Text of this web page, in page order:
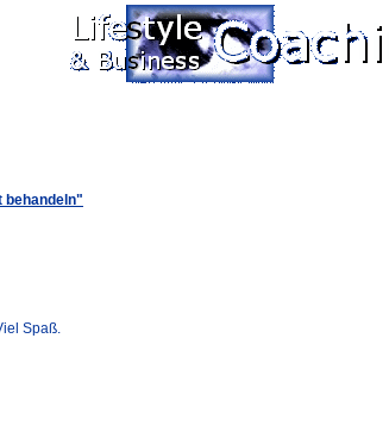
behandeln"
Spaß.